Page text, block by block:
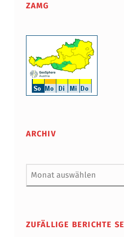
ZAMG
ARCHIV
Archiv
ZUFÄLLIGE BERICHTE